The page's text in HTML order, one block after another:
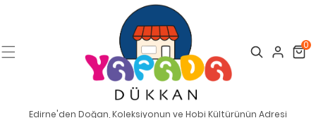
Search Cart
0
Edirne'den Doğan, Koleksiyonun ve Hobi Kültürünün Adresi